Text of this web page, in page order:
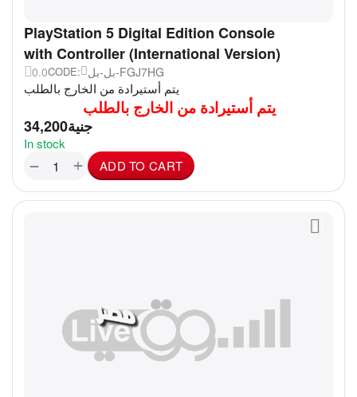
PlayStation 5 Digital Edition Console
with Controller (International Version)
0.0CODE: بل-بل-FGJ7HG
يتم أستيرادة من الخارج بالطلب
يتم أستيرادة من الخارج بالطلب
جنية34,200
In stock
+
− ADD TO CART